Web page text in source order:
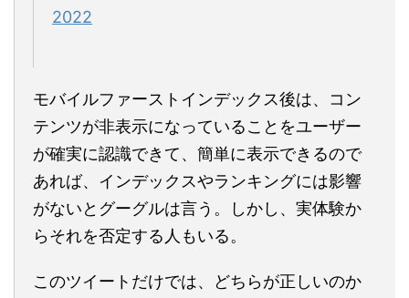
2022
モバイルファーストインデックス後は、コン
テンツが非表示になっていることをユーザー
が確実に認識できて、簡単に表示できるので
あれば、インデックスやランキングには影響
がないとグーグルは言う。しかし、実体験か
らそれを否定する人もいる。
このツイートだけでは、どちらが正しいのか